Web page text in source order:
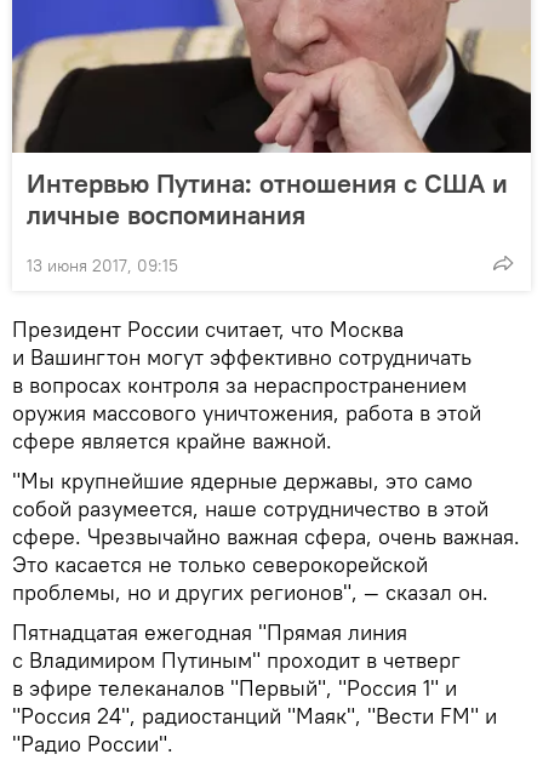
Интервью Путина: отношения с США и
личные воспоминания
13 июня 2017, 09:15
Президент России считает, что Москва
и Вашингтон могут эффективно сотрудничать
в вопросах контроля за нераспространением
оружия массового уничтожения, работа в этой
сфере является крайне важной.
"Мы крупнейшие ядерные державы, это само
собой разумеется, наше сотрудничество в этой
сфере. Чрезвычайно важная сфера, очень важная.
Это касается не только северокорейской
проблемы, но и других регионов", — сказал он.
Пятнадцатая ежегодная "Прямая линия
с Владимиром Путиным" проходит в четверг
в эфире телеканалов "Первый", "Россия 1" и
"Россия 24", радиостанций "Маяк", "Вести FM" и
"Радио России".